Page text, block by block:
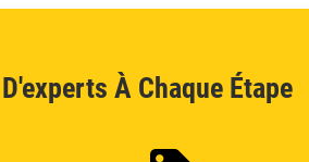
À Chaque Étape